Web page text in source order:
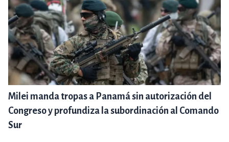
Milei manda tropas a Panamá sin autorización del
Congreso y profundiza la subordinación al Comando
Sur